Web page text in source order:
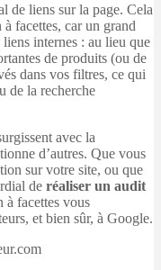
de liens sur la page. Cela
facettes, car un grand
internes : au lieu que
de produits (ou de
dans vos filtres, ce qui
de la recherche
avec la
d’autres. Que vous
sur votre site, ou que
de réaliser un audit
à facettes vous
et bien sûr, à Google.